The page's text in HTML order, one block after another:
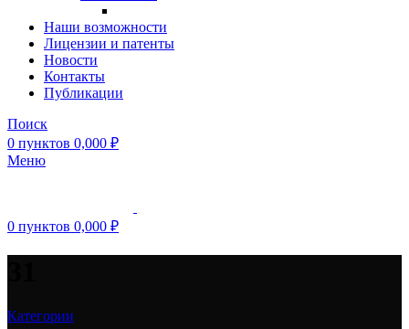
Наши возможности
Лицензии и патенты
Новости
Контакты
Публикации
Поиск
0 пунктов 0,000 ₽
Меню
0 пунктов 0,000 ₽
Категории